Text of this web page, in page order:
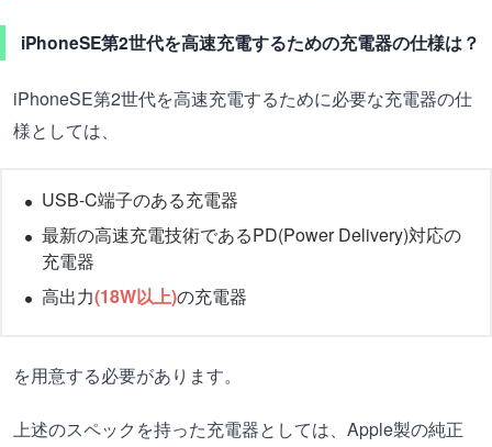
iPhoneSE第2世代を高速充電するための充電器の仕様は？
iPhoneSE第2世代を高速充電するために必要な充電器の仕
様としては、
USB-C端子のある充電器
最新の高速充電技術であるPD(Power Delivery)対応の
充電器
高出力(18W以上)の充電器
を用意する必要があります。
上述のスペックを持った充電器としては、Apple製の純正